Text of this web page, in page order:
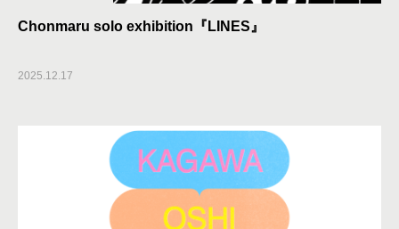
Chonmaru solo exhibition『LINES』
2025.12.17